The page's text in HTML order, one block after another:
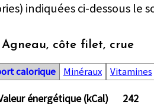
indiquées ci-dessous le
Agneau, côte filet, crue
calorique Minéraux Vitamines
énergétique (kCal) 242